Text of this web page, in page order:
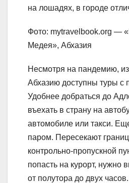
на лошадях, в городе
Фото: mytravelbook.org —
Медея», Абхазия
Несмотря на пандемию,
Абхазию доступны туры с
Удобнее добраться до
въехать в страну на
автомобиле или такси.
паром. Пересекают
контрольно-пропускной
попасть на курорт, нужно
от полутора до двух